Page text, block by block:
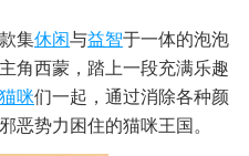
集休闲与益智于一体的泡泡
主角西蒙，踏上一段充满乐趣
猫咪们一起，通过消除各种颜
恶势力困住的猫咪王国。